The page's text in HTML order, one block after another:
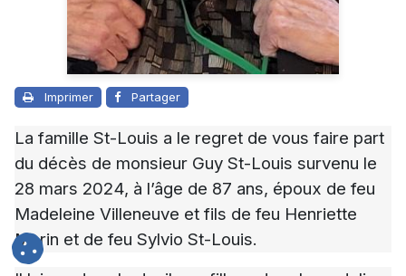
Imprimer Partager
La famille St-Louis a le regret de vous faire part
du décès de monsieur Guy St-Louis survenu le
28 mars 2024, à l’âge de 87 ans, époux de feu
Madeleine Villeneuve et fils de feu Henriette
Morin et de feu Sylvio St-Louis.